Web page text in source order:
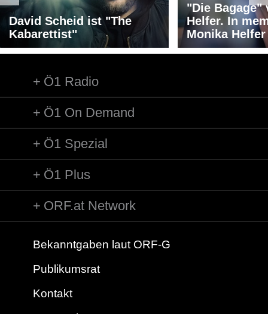
David Scheid ist "The
Kabarettist"
"Die Bagage"
Helfer. In
Monika Helfer
Ö1 Radio
Ö1 On Demand
Ö1 Spezial
Ö1 Plus
ORF.at Network
Bekanntgaben laut ORF-G
Publikumsrat
Kontakt